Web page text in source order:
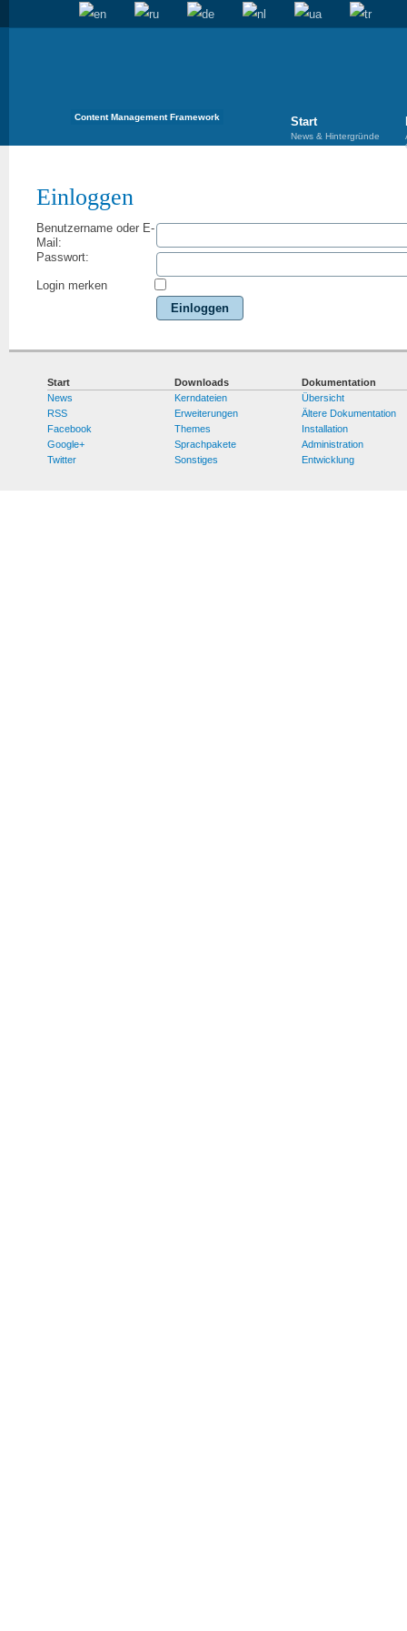
Content Management Framework Start
News & Hintergründe
Einloggen
Benutzername oder E-
Mail:
Passwort:
Login merken
Einloggen
Start
News
RSS
Facebook
Google+
Twitter
Downloads
Kerndateien
Erweiterungen
Themes
Sprachpakete
Sonstiges
Dokumentation
Übersicht
Ältere Dokumentation
Installation
Administration
Entwicklung